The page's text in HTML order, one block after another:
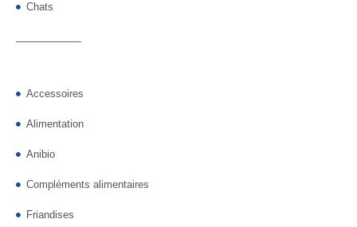
Chats
——————-
Accessoires
Alimentation
Anibio
Compléments alimentaires
Friandises